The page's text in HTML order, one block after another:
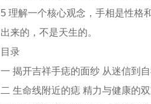
5 理解一个核心观念，手相是性格
出来的，不是天生的。
目录
一 揭开吉祥手痣的面纱 从迷信到
二 生命线附近的痣 精力与健康的